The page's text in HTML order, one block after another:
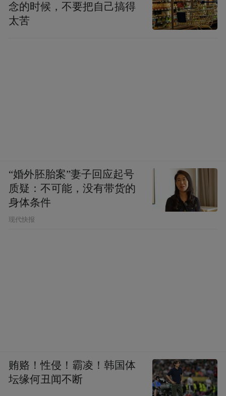
念的时候，不要把自己搞得
太苦
“婚外胚胎案”妻子回应起号
质疑：不可能，没有带货的
身体条件
现代快报
贿赂！性侵！霸凌！韩国体
坛缘何丑闻不断